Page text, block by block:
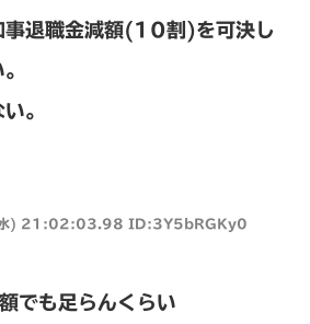
事退職金減額(10割)を可決し
。
) 21:02:03.98 ID:3Y5bRGKy0
でも足らんくらい